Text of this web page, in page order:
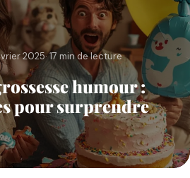
2025· 17 min de lecture
humour :
pour surprendre